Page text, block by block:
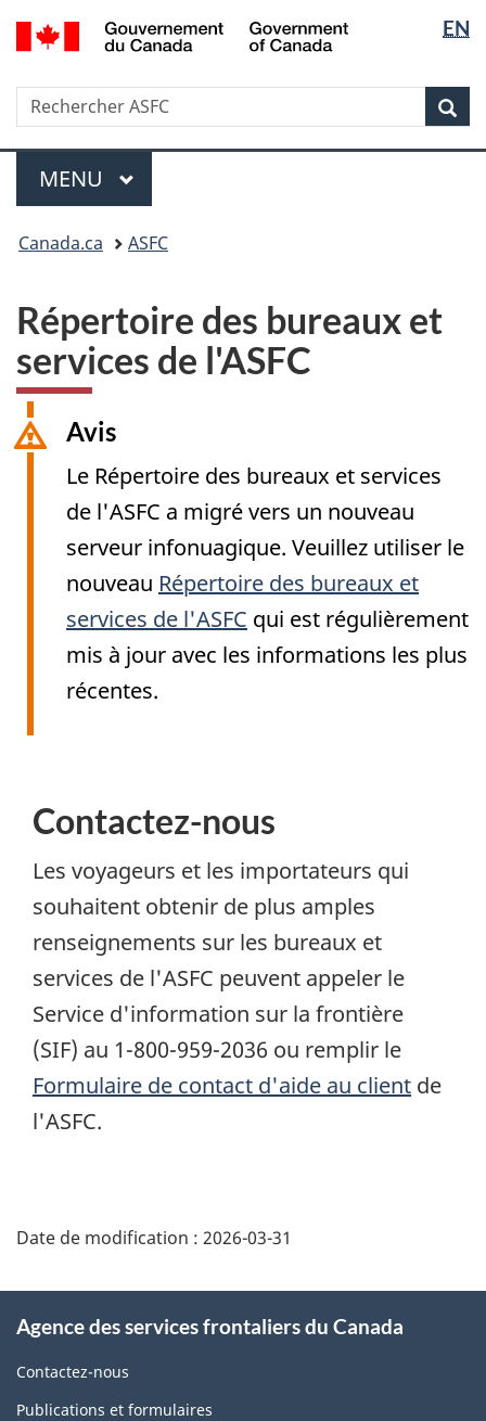
Passer
au
Passer
à
HTML
simplifiée
la
langue
EN
Recherche
Rechercher
ASFC
Menu
MENU PRINCIPAL
êtes
Canada.ca ASFC
Répertoire des bureaux et
services de l'ASFC
Avis
Le Répertoire des bureaux et services
de l'ASFC a migré vers un nouveau
serveur infonuagique. Veuillez utiliser le
nouveau Répertoire des bureaux et
services de l'ASFC qui est régulièrement
mis à jour avec les informations les plus
récentes.
Contactez-nous
Les voyageurs et les importateurs qui
souhaitent obtenir de plus amples
renseignements sur les bureaux et
services de l'ASFC peuvent appeler le
Service d'information sur la frontière
(SIF) au 1-800-959-2036 ou remplir le
Formulaire de contact d'aide au client de
l'ASFC.
de
page
Date de modification : 2026-03-31
propos
de
ce
Agence des services frontaliers du Canada
Contactez-nous
Publications et formulaires